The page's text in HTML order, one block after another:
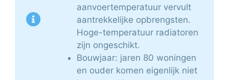
aanvoertemperatuur vervult
aantrekkelijke opbrengsten.
Hoge-temperatuur radiatoren
zijn ongeschikt.
Bouwjaar: jaren 80 woningen
en ouder komen eigenlijk niet